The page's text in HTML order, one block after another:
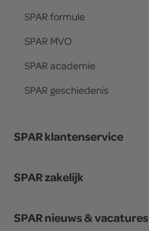
SPAR formule
SPAR MVO
SPAR academie
SPAR geschiedenis
SPAR klantenservice
SPAR zakelijk
SPAR nieuws & vacatures